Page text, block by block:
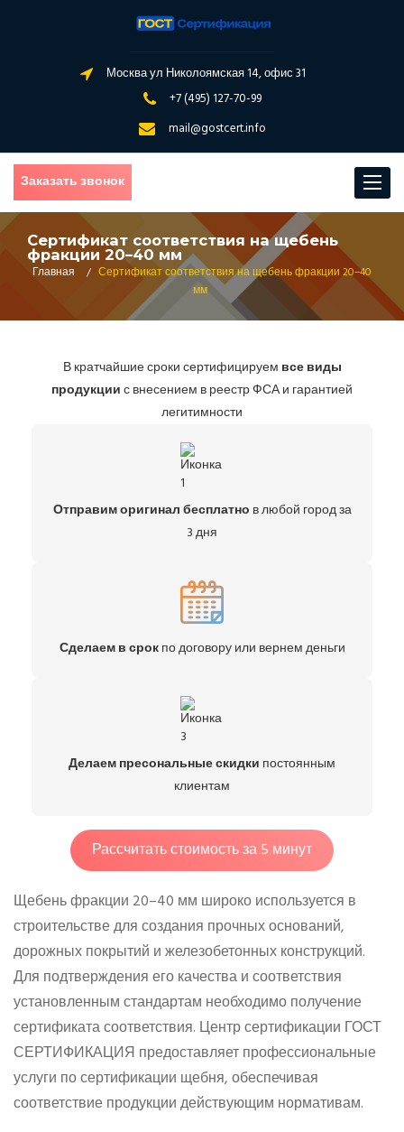
Москва ул Николоямская 14, офис 31
+7 (495) 127-70-99
mail@gostcert.info
Toggle
Заказать звонок
Сертификат соответствия на щебень
фракции 20–40 мм
Главная
/ Сертификат соответствия на щебень фракции 20–40
мм
В кратчайшие сроки сертифицируем все виды
продукциис внесением в реестр ФСА и гарантией
легитимности
Отправим оригинал бесплатно в любой город за
3 дня
Сделаем в срокпо договору или вернем деньги
Делаем пресональные скидки постоянным
клиентам
Рассчитать стоимость за 5 минут
Щебень фракции 20–40 мм широко используется в
строительстве для создания прочных оснований,
дорожных покрытий и железобетонных конструкций.
Для подтверждения его качества и соответствия
установленным стандартам необходимо получение
сертификата соответствия. Центр сертификации ГОСТ
СЕРТИФИКАЦИЯ предоставляет профессиональные
услуги по сертификации щебня, обеспечивая
соответствие продукции действующим нормативам.